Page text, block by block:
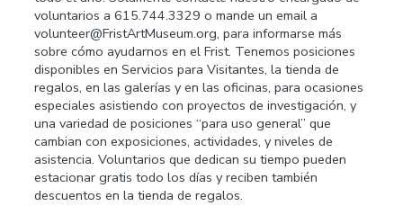
voluntarios a 615.744.3329 o mande un email a
volunteer@FristArtMuseum.org, para informarse más
sobre cómo ayudarnos en el Frist. Tenemos posiciones
disponibles en Servicios para Visitantes, la tienda de
regalos, en las galerías y en las oficinas, para ocasiones
especiales asistiendo con proyectos de investigación, y
una variedad de posiciones “para uso general” que
cambian con exposiciones, actividades, y niveles de
asistencia. Voluntarios que dedican su tiempo pueden
estacionar gratis todo los días y reciben también
descuentos en la tienda de regalos.